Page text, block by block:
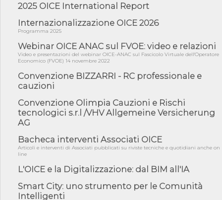
06/08/26 - Dal 3 agosto in vigore l'obbligo di energie rinnovabili
con ...
06/08/26 - DL PA approvato in Cdm: contributi per
riqualificazione sism...
06/08/26 - CdM: approvato il d.lgs. di adeguamento all’AI Act in
mate...
06/08/26 - DDL delegazione europea in Cdm per recepimento
norme UE in m...
05/08/26 - DL Infrastrutture e PNRR è legge: approvata oggi la
fiducia...
05/08/26 - Focus OICE sul DDL di riforma della responsabilità
05/08/26 - Anac: pubblicata la Relazione illustrativa al Bando tipo
2 s...
05/08/26 - SAVE THE DATE: Assemblea Pubblica Confindustria
Professioni ...
05/08/26 - Successo OICE per il bando della Città metropolitana
di Reg...
2025 OICE International Report
Internazionalizzazione OICE 2026
Programma 2025
Webinar OICE ANAC sul FVOE: video e relazioni
Video e presentazioni del webinar OICE-ANAC sul Fascicolo Virtuale dell'Operatore
Economico (FVOE) 14 novembre 2022
Convenzione BIZZARRI - RC professionale e
cauzioni
Convenzione Olimpia Cauzioni e Rischi
tecnologici s.r.l /VHV Allgemeine Versicherung
AG
Bacheca interventi Associati OICE
Articoli e interventi di Associati pubblicati su riviste tecniche e quotidiani anche on
line
L'OICE e la Digitalizzazione: dal BIM all'IA
Smart City: uno strumento per le Comunità
Intelligenti